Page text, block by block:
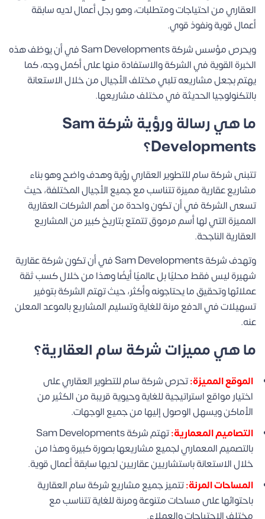
العقاري من احتياجات ومتطلبات، وهو رجل أعمال لديه سابقة
أعمال قوية ونفوذ قوي.
ويحرص مؤسس شركة Sam Developments في أن يوظف هذه
الخبرة القوية في الشركة والاستفادة منها على أكمل وجه، كما
يهتم بجعل مشاريعه تلبي مختلف الأجيال من خلال الاستعانة
بالتكنولوجيا الحديثة في مختلف مشاريعها.
ما هي رسالة ورؤية شركة Sam
Developments؟
تتبنى شركة سام للتطوير العقاري رؤية وهدف واضح وهو بناء
مشاريع عقارية مميزة تتناسب مع جميع الأجيال المختلفة، حيث
تسعى الشركة في أن تكون واحدة من أهم الشركات العقارية
المميزة التي لها أسم مرموق تتمتع بتاريخ كبير من المشاريع
العقارية الناجحة.
وتهدف شركة Sam Developments في أن تكون شركة عقارية
شهيرة ليس فقط محليًا بل عالميًا أيضًا وهذا من خلال كسب ثقة
عملائها وتحقيق ما يحتاجونه وأكثر، حيث تهتم الشركة بتوفير
تسهيلات في الدفع مرنة للغاية وتسليم المشاريع بالموعد المعلن
عنه.
ما هي مميزات شركة سام العقارية؟
الموقع المميزة:تحرص شركة سام للتطوير العقاري على
اختيار مواقع استراتيجية للغاية وحيوية قريبة من الكثير من
الأماكن ويسهل الوصول إليها من جميع الوجهات.
التصاميم المعمارية:
تهتم شركة Sam Developments
بالتصميم المعماري لجميع مشاريعها بصورة كبيرة وهذا من
خلال الاستعانة باستشاريين عقاريين لديها سابقة أعمال قوية.
المساحات المرنة:تتميز جميع مشاريع شركة سام العقارية
باحتوائها على مساحات متنوعة ومرنة للغاية تتناسب مع